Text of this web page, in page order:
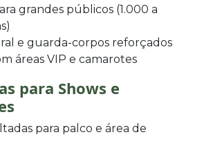
grandes públicos (1.000 a
e guarda-corpos reforçados
áreas VIP e camarotes
para Shows e
para palco e área de